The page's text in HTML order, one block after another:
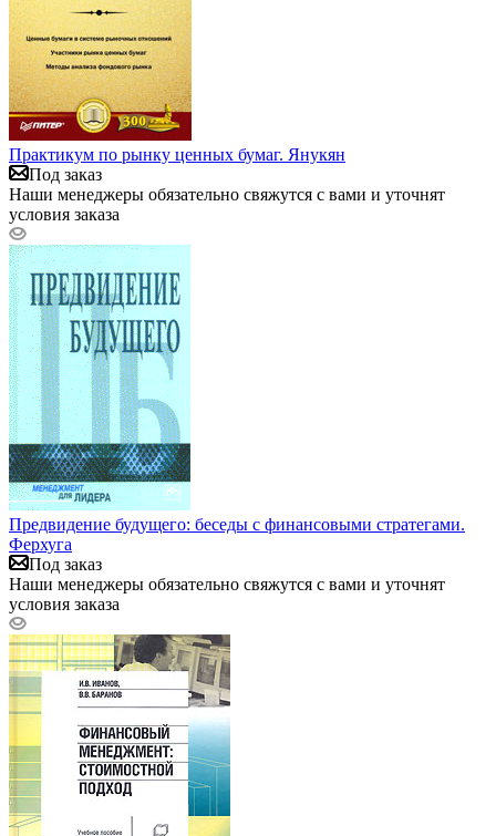
Практикум по рынку ценных бумаг. Янукян
Под заказ
Наши менеджеры обязательно свяжутся с вами и уточнят
условия заказа
Предвидение будущего: беседы с финансовыми стратегами.
Ферхуга
Под заказ
Наши менеджеры обязательно свяжутся с вами и уточнят
условия заказа